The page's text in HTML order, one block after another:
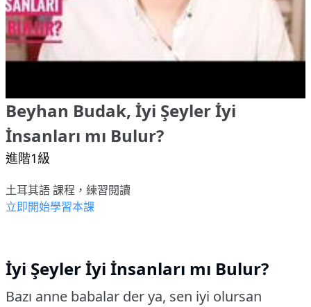
Beyhan Budak, İyi Şeyler İyi
İnsanları mı Bulur?
進階1級
土耳其語 課程，練習閱讀
立即開始學習本課
İyi Şeyler İyi İnsanları mı Bulur?
Bazı anne babalar der ya, sen iyi olursan